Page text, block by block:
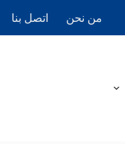
من نحن اتصل بنا